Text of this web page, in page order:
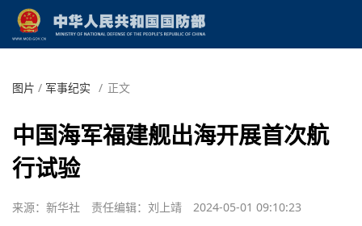
图片 / 军事纪实 / 正文
中国海军福建舰出海开展首次航
行试验
来源：新华社 责任编辑：刘上靖 2024-05-01 09:10:23